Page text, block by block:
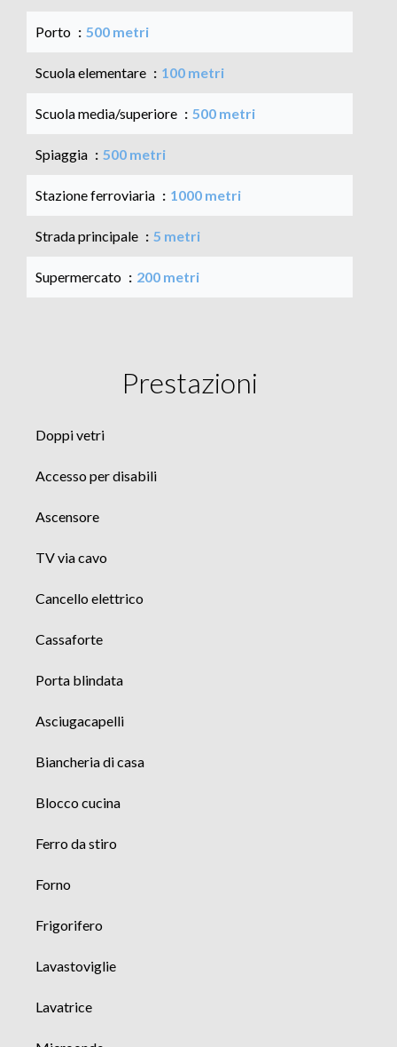
Porto 500 metri
Scuola elementare 100 metri
Scuola media/superiore 500 metri
Spiaggia 500 metri
Stazione ferroviaria 1000 metri
Strada principale 5 metri
Supermercato 200 metri
Prestazioni
Doppi vetri
Accesso per disabili
Ascensore
TV via cavo
Cancello elettrico
Cassaforte
Porta blindata
Asciugacapelli
Biancheria di casa
Blocco cucina
Ferro da stiro
Forno
Frigorifero
Lavastoviglie
Lavatrice